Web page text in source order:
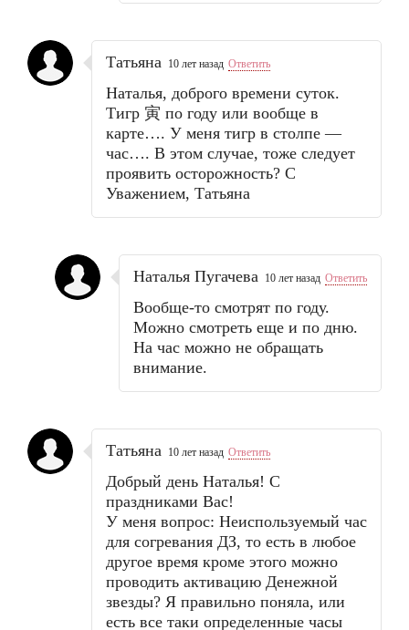
Татьяна 10 лет назад Ответить
Наталья, доброго времени суток.
Тигр 寅 по году или вообще в
карте…. У меня тигр в столпе —
час…. В этом случае, тоже следует
проявить осторожность? С
Уважением, Татьяна
Наталья Пугачева 10 лет назад Ответить
Вообще-то смотрят по году.
Можно смотреть еще и по дню.
На час можно не обращать
внимание.
Татьяна 10 лет назад Ответить
Добрый день Наталья! С
праздниками Вас!
У меня вопрос: Неиспользуемый час
для согревания ДЗ, то есть в любое
другое время кроме этого можно
проводить активацию Денежной
звезды? Я правильно поняла, или
есть все таки определенные часы